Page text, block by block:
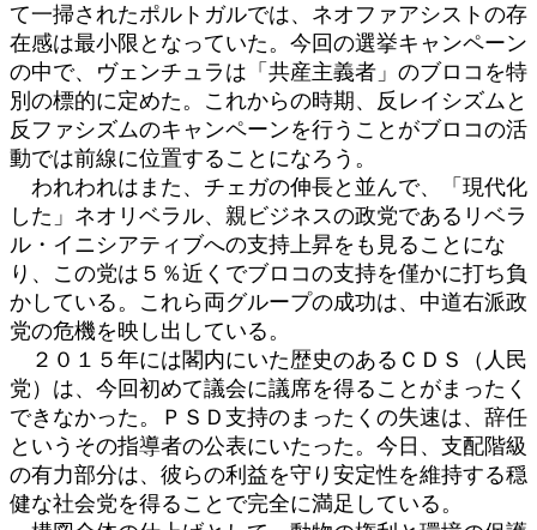
て一掃されたポルトガルでは、ネオファアシストの存
在感は最小限となっていた。今回の選挙キャンペーン
の中で、ヴェンチュラは「共産主義者」のブロコを特
別の標的に定めた。これからの時期、反レイシズムと
反ファシズムのキャンペーンを行うことがブロコの活
動では前線に位置することになろう。
われわれはまた、チェガの伸長と並んで、「現代化
した」ネオリベラル、親ビジネスの政党であるリベラ
ル・イニシアティブへの支持上昇をも見ることにな
り、この党は５％近くでブロコの支持を僅かに打ち負
かしている。これら両グループの成功は、中道右派政
党の危機を映し出している。
２０１５年には閣内にいた歴史のあるＣＤＳ（人民
党）は、今回初めて議会に議席を得ることがまったく
できなかった。ＰＳＤ支持のまったくの失速は、辞任
というその指導者の公表にいたった。今日、支配階級
の有力部分は、彼らの利益を守り安定性を維持する穏
健な社会党を得ることで完全に満足している。